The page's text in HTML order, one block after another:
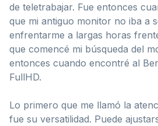
de teletrabajar. Fue entonces
que mi antiguo monitor no iba a
enfrentarme a largas horas
que comencé mi búsqueda del
entonces cuando encontré al
FullHD.
Lo primero que me llamó la
fue su versatilidad. Puede